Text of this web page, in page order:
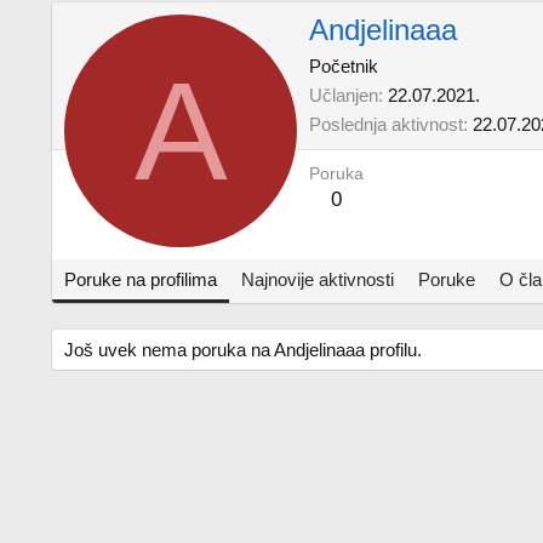
A
Andjelinaaa
Početnik
Učlanjen 22.07.2021.
Poslednja aktivnost
Poruka
0
Poruke na profilima Najnovije aktivnosti Poruke O
Još uvek nema poruka na Andjelinaaa profilu.